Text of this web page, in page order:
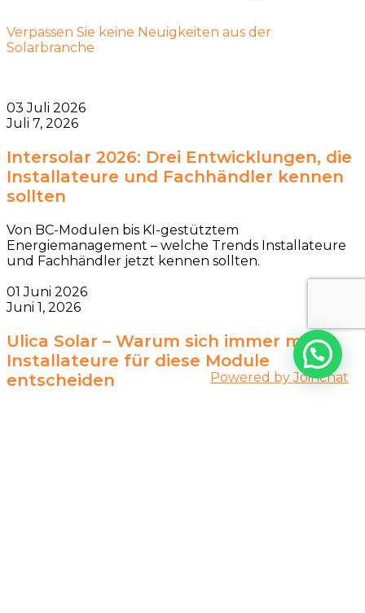
Verpassen Sie keine Neuigkeiten aus der
Solarbranche
03 Juli 2026
Juli 7, 2026
Intersolar 2026: Drei Entwicklungen, die
Installateure und Fachhändler kennen
sollten
Von BC-Modulen bis KI-gestütztem
Energiemanagement – welche Trends Installateure
und Fachhändler jetzt kennen sollten.
01 Juni 2026
Juni 1, 2026
Ulica Solar – Warum sich immer mehr
Installateure für diese Module
entscheiden
Powered byJoinchat